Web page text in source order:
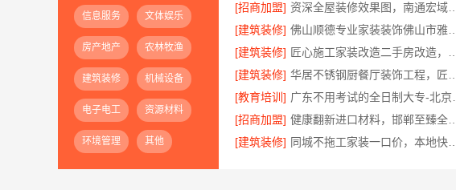
信息服务 文体娱乐
房产地产 农林牧渔
建筑装修 机械设备
电子电工 资源材料
环境管理 其他
[招商加盟]
[建筑装修]
[建筑装修]
[建筑装修]
[教育培训]
[招商加盟]
[建筑装修]